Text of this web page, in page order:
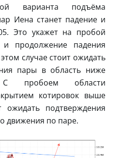
варианта подъёма
Иена станет падение и
Это укажет на пробой
и продолжение падения
случае стоит ожидать
пары в область ниже
пробоем области
котировок выше
ожидать подтверждения
движения по паре.